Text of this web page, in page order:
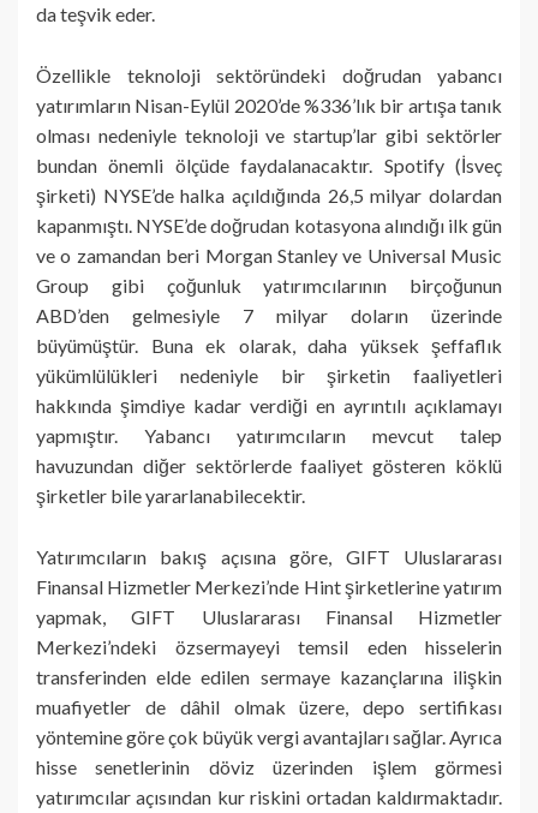
da teşvik eder.
Özellikle teknoloji sektöründeki doğrudan yabancı
yatırımların Nisan-Eylül 2020’de %336’lık bir artışa tanık
olması nedeniyle teknoloji ve startup’lar gibi sektörler
bundan önemli ölçüde faydalanacaktır. Spotify (İsveç
şirketi) NYSE’de halka açıldığında 26,5 milyar dolardan
kapanmıştı. NYSE’de doğrudan kotasyona alındığı ilk gün
ve o zamandan beri Morgan Stanley ve Universal Music
Group gibi çoğunluk yatırımcılarının birçoğunun
ABD’den gelmesiyle 7 milyar doların üzerinde
büyümüştür. Buna ek olarak, daha yüksek şeffaflık
yükümlülükleri nedeniyle bir şirketin faaliyetleri
hakkında şimdiye kadar verdiği en ayrıntılı açıklamayı
yapmıştır. Yabancı yatırımcıların mevcut talep
havuzundan diğer sektörlerde faaliyet gösteren köklü
şirketler bile yararlanabilecektir.
Yatırımcıların bakış açısına göre, GIFT Uluslararası
Finansal Hizmetler Merkezi’nde Hint şirketlerine yatırım
yapmak, GIFT Uluslararası Finansal Hizmetler
Merkezi’ndeki özsermayeyi temsil eden hisselerin
transferinden elde edilen sermaye kazançlarına ilişkin
muafiyetler de dâhil olmak üzere, depo sertifikası
yöntemine göre çok büyük vergi avantajları sağlar. Ayrıca
hisse senetlerinin döviz üzerinden işlem görmesi
yatırımcılar açısından kur riskini ortadan kaldırmaktadır.